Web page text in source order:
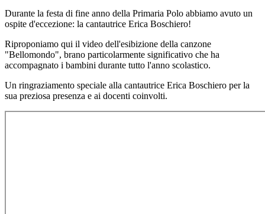
Durante la festa di fine anno della Primaria Polo abbiamo avuto un
ospite d'eccezione: la cantautrice Erica Boschiero!
Riproponiamo qui il video dell'esibizione della canzone
"Bellomondo", brano particolarmente significativo che ha
accompagnato i bambini durante tutto l'anno scolastico.
Un ringraziamento speciale alla cantautrice Erica Boschiero per la
sua preziosa presenza e ai docenti coinvolti.